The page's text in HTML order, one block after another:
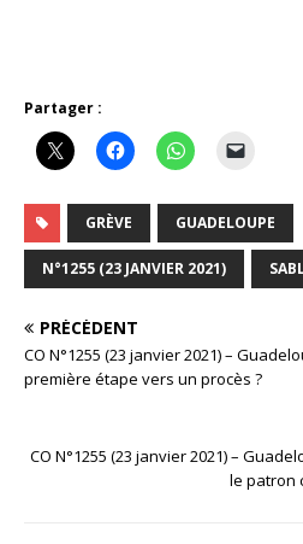
Partager :
GRÈVE GUADELOUPE
N°1255 (23 JANVIER 2021)
PRÉCÉDENT
CO N°1255 (23 janvier 2021) –
première étape vers un procès ?
CO N°1255 (23 janvier 2021) –
le patron